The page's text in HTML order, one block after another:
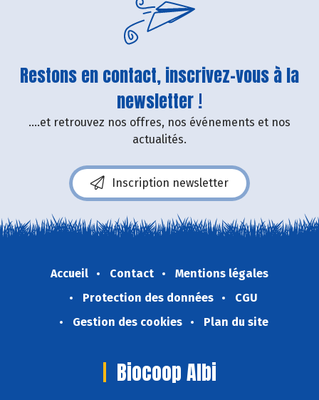
Restons en contact, inscrivez-vous à la
newsletter !
....et retrouvez nos offres, nos événements et nos
actualités.
Inscription newsletter
Accueil Contact
Mentions légales
Protection des données
CGU
Gestion des cookies
Plan du site
Biocoop Albi